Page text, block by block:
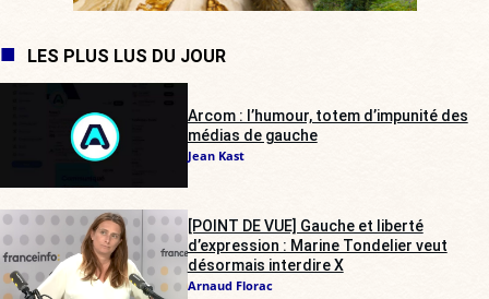
LES PLUS LUS DU JOUR
Arcom : l’humour, totem d’impunité des
médias de gauche
Jean Kast
[POINT DE VUE] Gauche et liberté
d’expression : Marine Tondelier veut
désormais interdire X
Arnaud Florac